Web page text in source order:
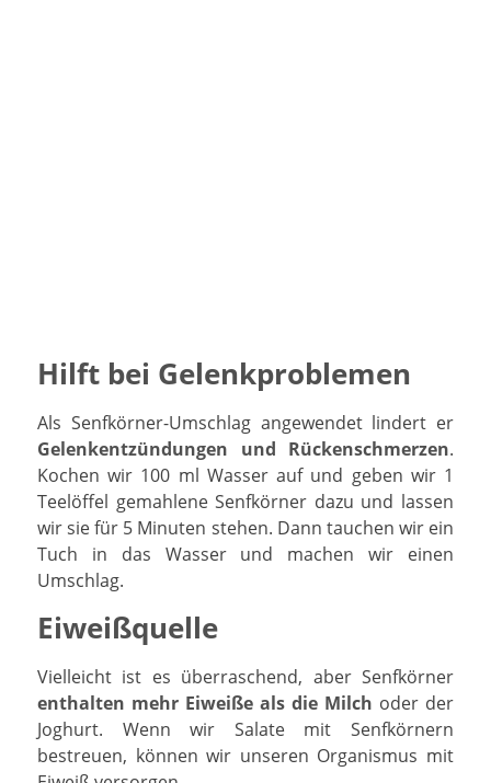
Hilft bei Gelenkproblemen
Als Senfkörner-Umschlag angewendet lindert er
Gelenkentzündungen und Rückenschmerzen.
Kochen wir 100 ml Wasser auf und geben wir 1
Teelöffel gemahlene Senfkörner dazu und lassen
wir sie für 5 Minuten stehen. Dann tauchen wir ein
Tuch in das Wasser und machen wir einen
Umschlag.
Eiweißquelle
Vielleicht ist es überraschend, aber Senfkörner
enthalten mehr Eiweiße als die Milch oder der
Joghurt. Wenn wir Salate mit Senfkörnern
bestreuen, können wir unseren Organismus mit